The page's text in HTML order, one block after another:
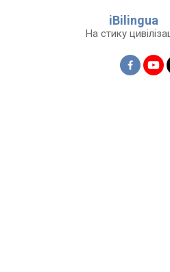
iBilingua
На стику